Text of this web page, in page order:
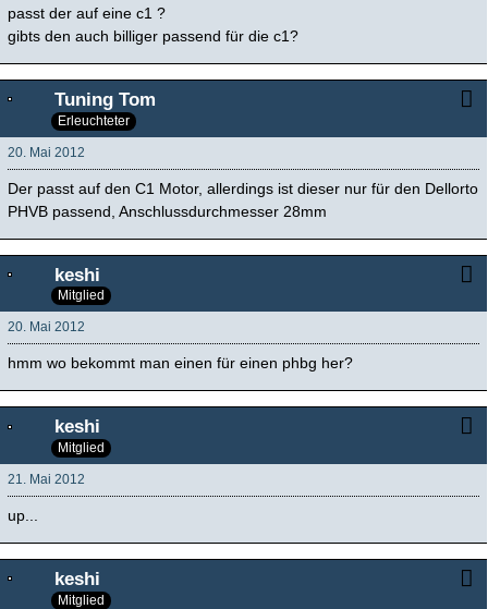
passt der auf eine c1 ?
gibts den auch billiger passend für die c1?
Tuning Tom
Erleuchteter
20. Mai 2012
Der passt auf den C1 Motor, allerdings ist dieser nur für den Dellorto
PHVB passend, Anschlussdurchmesser 28mm
keshi
Mitglied
20. Mai 2012
hmm wo bekommt man einen für einen phbg her?
keshi
Mitglied
21. Mai 2012
up...
keshi
Mitglied